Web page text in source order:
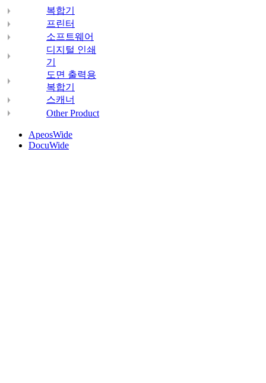
복합기
프린터
소프트웨어
디지털 인쇄
기
도면 출력용
복합기
스캐너
Other Product
ApeosWide
DocuWide